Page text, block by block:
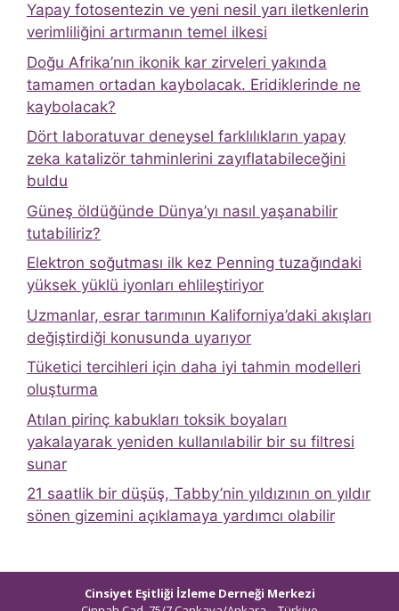
Yapay fotosentezin ve yeni nesil yarı iletkenlerin
verimliliğini artırmanın temel ilkesi
Doğu Afrika’nın ikonik kar zirveleri yakında
tamamen ortadan kaybolacak. Eridiklerinde ne
kaybolacak?
Dört laboratuvar deneysel farklılıkların yapay
zeka katalizör tahminlerini zayıflatabileceğini
buldu
Güneş öldüğünde Dünya’yı nasıl yaşanabilir
tutabiliriz?
Elektron soğutması ilk kez Penning tuzağındaki
yüksek yüklü iyonları ehlileştiriyor
Uzmanlar, esrar tarımının Kaliforniya’daki akışları
değiştirdiği konusunda uyarıyor
Tüketici tercihleri ​​için daha iyi tahmin modelleri
oluşturma
Atılan pirinç kabukları toksik boyaları
yakalayarak yeniden kullanılabilir bir su filtresi
sunar
21 saatlik bir düşüş, Tabby’nin yıldızının on yıldır
sönen gizemini açıklamaya yardımcı olabilir
Cinsiyet Eşitliği İzleme Derneği Merkezi